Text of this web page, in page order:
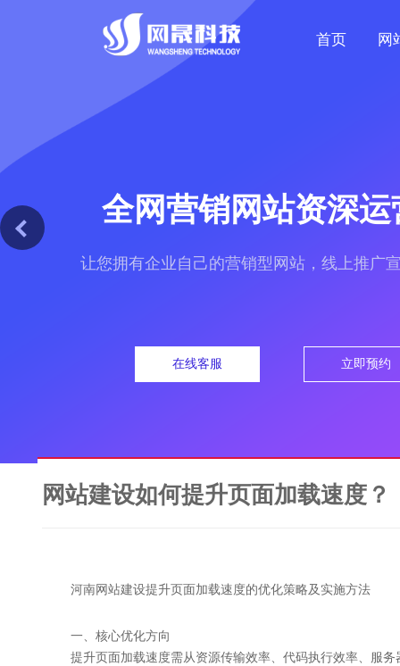
首页 网
全网营销网站资深运
让您拥有企业自己的营销型网站，线上推广
在线客服 立即预约
网站建设如何提升页面加载速度？
河南网站建设提升页面加载速度的优化策略及实施方法
一、核心优化方向
提升页面加载速度需从资源传输效率、代码执行效率、服